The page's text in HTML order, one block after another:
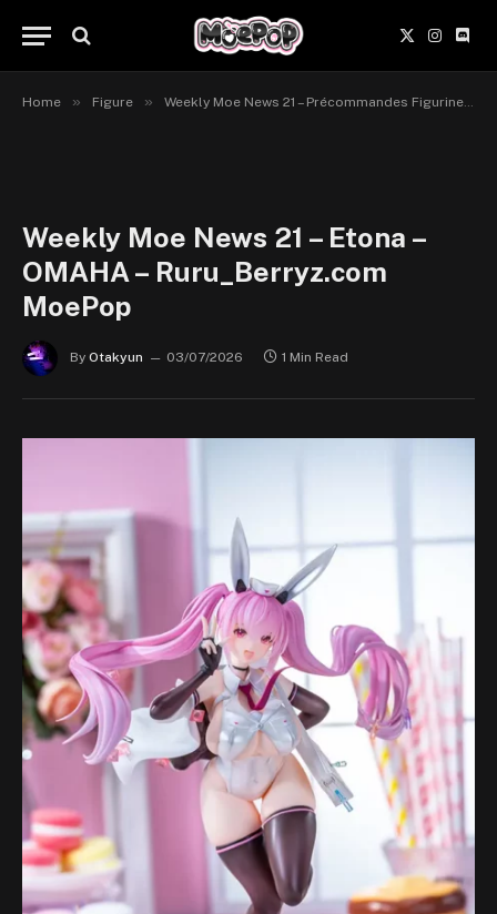
X
(Twitter)
Home » Figure » Weekly Moe News 21 – Précommandes Figurines du 29 juin au 5 juillet 2026
Weekly Moe News 21 – Etona –
OMAHA – Ruru_Berryz.com
MoePop
By Otakyun 03/07/2026 1 Min Read